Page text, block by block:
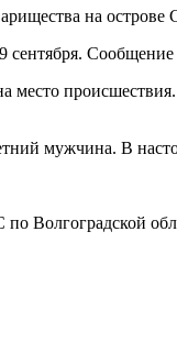
на острове
мужчина. В
Волгоградской